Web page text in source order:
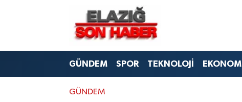
GÜNDEM SPOR TEKNOLOJİ EKONOMİ
GÜNDEM
CANLI YAYIN
BİLİM VE TEKNOLOJİ
Merkez Hava Durumu
Merkez Trafik Yoğunluk Haritası
Süper Lig Puan Durumu ve Fikstür